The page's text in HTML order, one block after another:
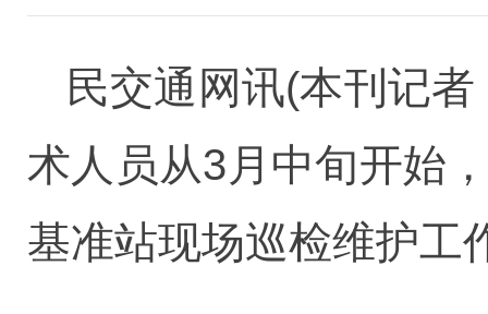
民交通网讯(本刊记
术人员从3月中旬开始
基准站现场巡检维护工